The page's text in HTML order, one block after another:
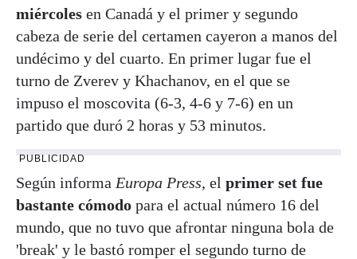
miércoles en Canadá y el primer y segundo
cabeza de serie del certamen cayeron a manos del
undécimo y del cuarto. En primer lugar fue el
turno de Zverev y Khachanov, en el que se
impuso el moscovita (6-3, 4-6 y 7-6) en un
partido que duró 2 horas y 53 minutos.
PUBLICIDAD
Según informa Europa Press, el primer set fue
bastante cómodo para el actual número 16 del
mundo, que no tuvo que afrontar ninguna bola de
'break' y le bastó romper el segundo turno de